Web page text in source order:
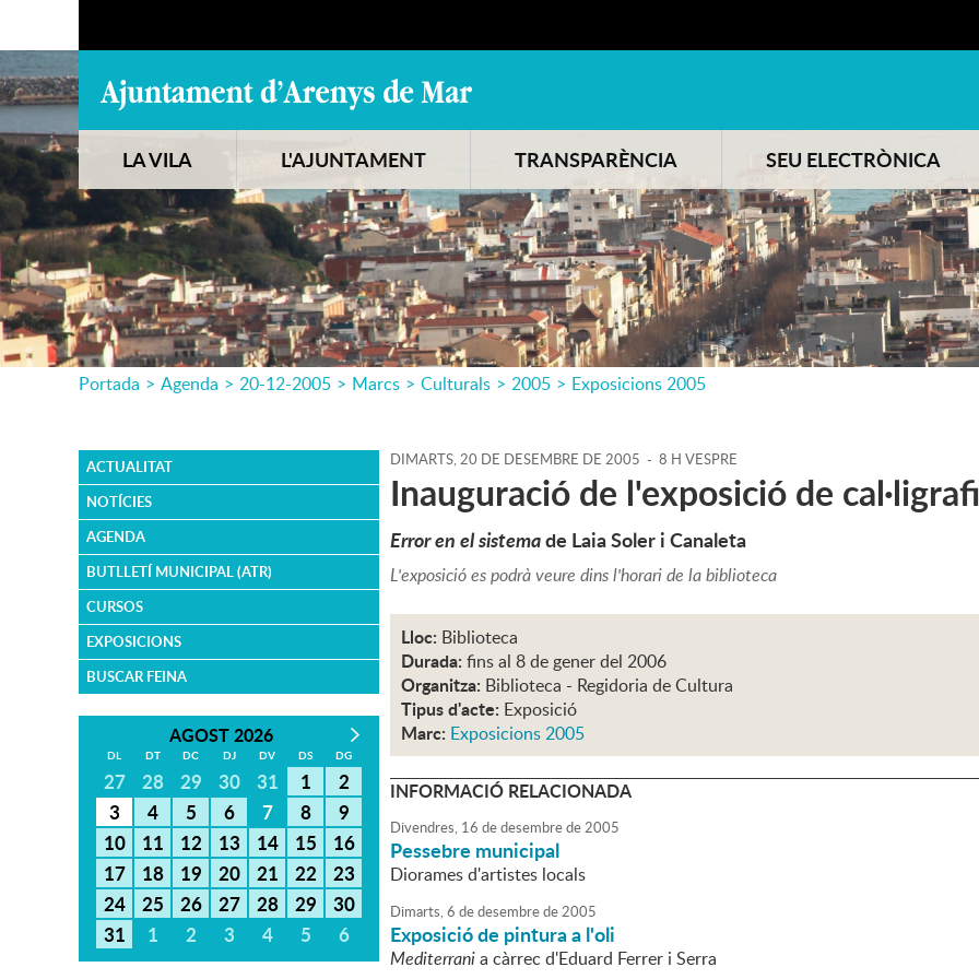
LA VILA L'AJUNTAMENT TRANSPARÈNCIA SEU ELECTRÒNICA
Portada > Agenda > 20-12-2005 > Marcs > Culturals > 2005 > Exposicions 2005
ACTUALITAT
NOTÍCIES
AGENDA
BUTLLETÍ MUNICIPAL (ATR)
CURSOS
EXPOSICIONS
BUSCAR FEINA
AGOST 2026
DL DT DC DJ DV DS DG
27 28 29 30 31 1
2
3
4 5 6 7 8
9
10
11 12 13 14 15
16
17
18 19 20 21 22
23
24
25 26 27 28 29
30
31
1 2 3 4 5 6
DIMARTS,20 DE DESEMBRE DE 2005 - 8 H VESPRE
Inauguració de l'exposició de
Error en el sistemade Laia Soler i Canaleta
L'exposició es podrà veure dins l'horari de la biblioteca
Lloc: Biblioteca
Durada: fins al 8 de gener del 2006
Organitza: Biblioteca - Regidoria de Cultura
Tipus d'acte: Exposició
Marc: Exposicions 2005
INFORMACIÓ RELACIONADA
Divendres, 16 dedesembrede2005
Pessebre municipal
Diorames d'artistes locals
Dimarts,6 dedesembrede2005
Exposició de pintura a l'oli
Mediterrania càrrec d'Eduard Ferrer i Serra